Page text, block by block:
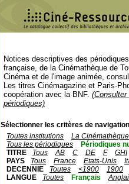
Notices descriptives des
française, de la Cinémathèque de
Cinéma et de l'image animée,
Les titres Cinémagazine et Paris-
coopération avec la BNF.
périodiques)
Sélectionner les critères de
Toutes institutions
La
Tous les périodiques
Périodiques
TITRE
Tous AB C DE F
GHI
PAYS
Tous France Etats-Unis
DECENNIE
Toutes <1900
1900
LANGUE
Toutes Français